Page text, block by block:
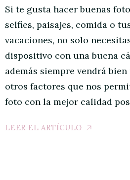
Si te gusta hacer buenas
selfies, paisajes, comida o
vacaciones, no solo
dispositivo con una buena
además siempre vendrá
otros factores que nos
foto con la mejor calidad
LEER EL ARTÍCULO